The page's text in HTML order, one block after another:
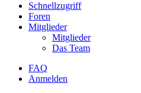
Schnellzugriff
Foren
Mitglieder
Mitglieder
Das Team
FAQ
Anmelden